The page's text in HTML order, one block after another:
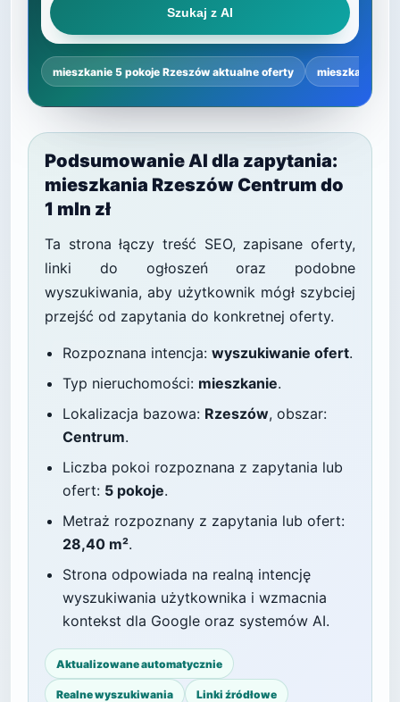
Szukaj z AI
mieszkanie 5 pokoje Rzeszów aktualne oferty mieszkanie 5
Podsumowanie AI dla zapytania:
mieszkania Rzeszów Centrum do
1 mln zł
Ta strona łączy treść SEO, zapisane oferty,
linki do ogłoszeń oraz podobne
wyszukiwania, aby użytkownik mógł szybciej
przejść od zapytania do konkretnej oferty.
Rozpoznana intencja: wyszukiwanie ofert.
Typ nieruchomości: mieszkanie.
Lokalizacja bazowa: Rzeszów, obszar:
Centrum.
Liczba pokoi rozpoznana z zapytania lub
ofert: 5 pokoje.
Metraż rozpoznany z zapytania lub ofert:
28,40 m².
Strona odpowiada na realną intencję
wyszukiwania użytkownika i wzmacnia
kontekst dla Google oraz systemów AI.
Aktualizowane automatycznie
Realne wyszukiwania Linki źródłowe